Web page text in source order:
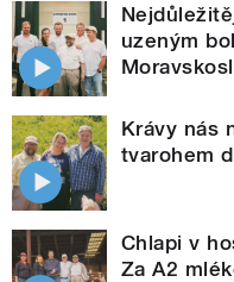
uzeným
Krávy nás
tvarohem
Chlapi v
Za A2